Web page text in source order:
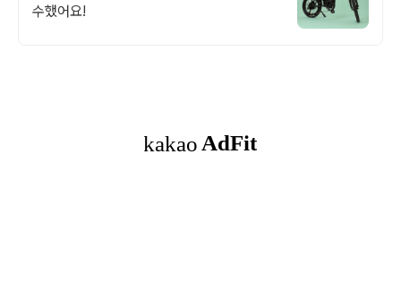
수했어요!